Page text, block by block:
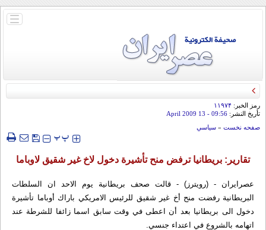
باز
رمز الخبر: ۱۱۹۷۴
تأريخ النشر: 09:56
- 13 April 2009
صفحه نخست » سياسي
‍‍‍ پپ
تقارير: بريطانيا ترفض منح تأشيرة دخول لاخ غير شقيق لاوباما
عصرایران - (رويترز) - قالت صحف بريطانية يوم الاحد ان السلطات
البريطانية رفضت منح أخ غير شقيق للرئيس الامريكي باراك أوباما تأشيرة
دخول الى بريطانيا بعد أن اعطى في وقت سابق اسما زائفا للشرطة عند
اتهامه بالشروع في اعتداء جنسي.